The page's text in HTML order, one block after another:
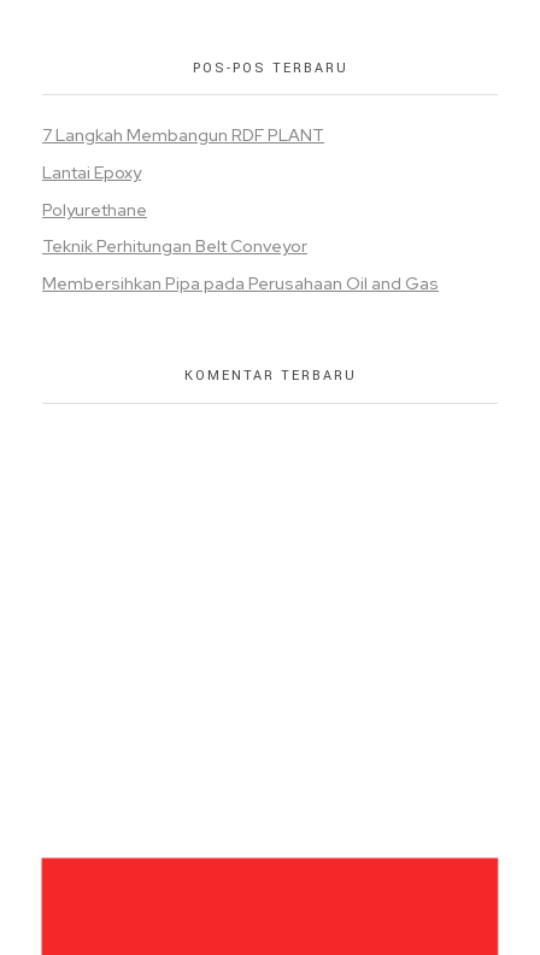
POS-POS TERBARU
7 Langkah Membangun RDF PLANT
Lantai Epoxy
Polyurethane
Teknik Perhitungan Belt Conveyor
Membersihkan Pipa pada Perusahaan Oil and Gas
KOMENTAR TERBARU